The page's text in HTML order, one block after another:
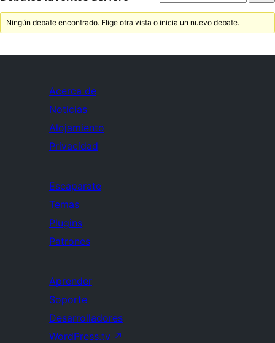
Ningún debate encontrado. Elige otra vista o inicia un nuevo debate.
Acerca de
Noticias
Alojamiento
Privacidad
Escaparate
Temas
Plugins
Patrones
Aprender
Soporte
Desarrolladores
WordPress.tv ↗